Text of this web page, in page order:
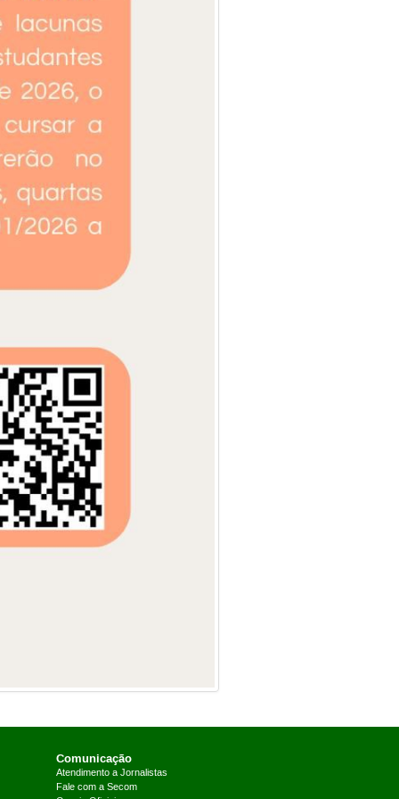
Comunicação
Atendimento a Jornalistas
Fale com a Secom